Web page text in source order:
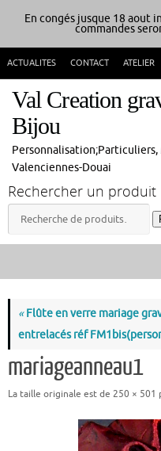
En congés jusque 18 aout
commandes
contenu
ACTUALITES CONTACT ATELIER
Val Creation
Bijou
Personnalisation;Particuliers,
Valenciennes-Douai
Rechercher un produit
«Flûte en verre mariage
entrelacés réf
mariageanneau1
La taille originale est de 250 × 501